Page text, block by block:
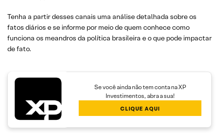
Tenha a partir desses canais uma análise detalhada sobre os
fatos diários e se informe por meio de quem conhece como
funciona os meandros da política brasileira e o que pode impactar
de fato.
Se você ainda não tem conta na XP
Investimentos, abra a sua!
CLIQUE AQUI